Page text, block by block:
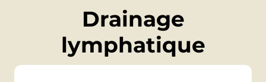
Drainage
lymphatique